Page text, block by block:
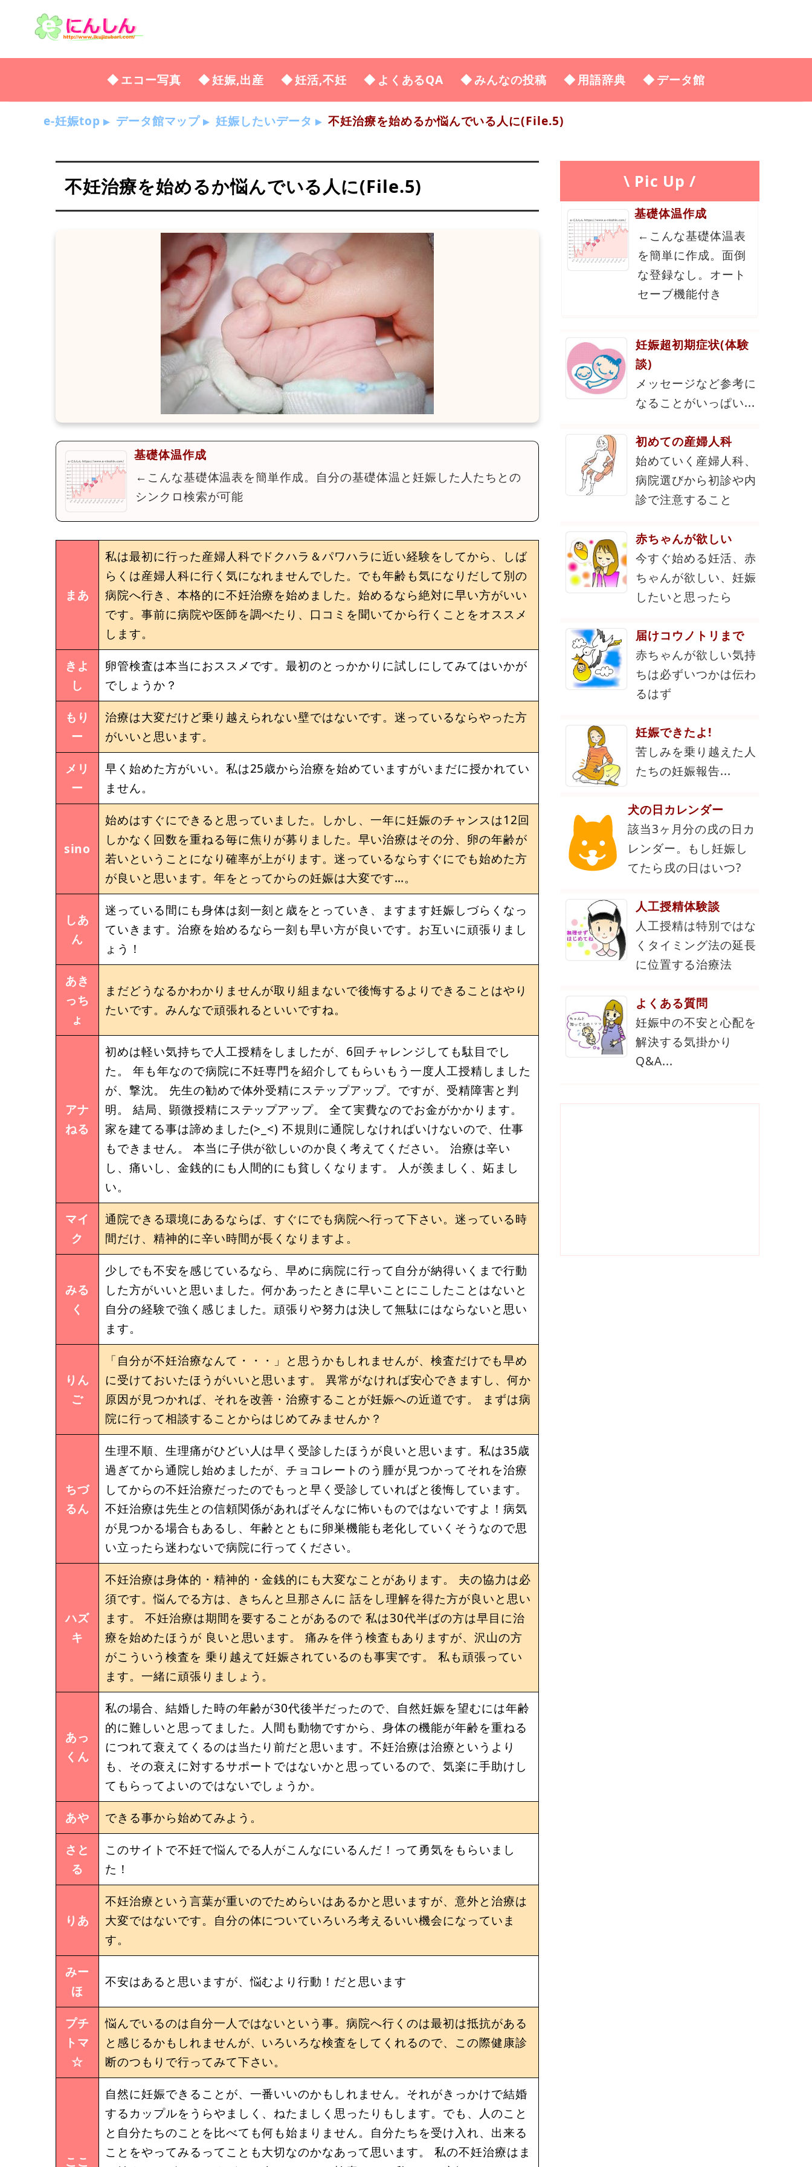
エコー写真 妊娠,出産 妊活,不妊 よくあるQA みんなの投稿 用語辞典 データ館
e-妊娠top データ館マップ 妊娠したいデータ 不妊治療を始めるか悩んでいる人に(File.5)
不妊治療を始めるか悩んでいる人に(File.5)
基礎体温作成
←こんな基礎体温表を簡単作成。自分の基礎体温と妊娠した人たちとの
シンクロ検索が可能
まあ
私は最初に行った産婦人科でドクハラ＆パワハラに近い経験をしてから、しば
らくは産婦人科に行く気になれませんでした。でも年齢も気になりだして別の
病院へ行き、本格的に不妊治療を始めました。始めるなら絶対に早い方がいい
です。事前に病院や医師を調べたり、口コミを聞いてから行くことをオススメ
します。
きよ
し
卵管検査は本当におススメです。最初のとっかかりに試しにしてみてはいかが
でしょうか？
もり
ー
治療は大変だけど乗り越えられない壁ではないです。迷っているならやった方
がいいと思います。
メリ
ー
早く始めた方がいい。私は25歳から治療を始めていますがいまだに授かれてい
ません。
sino
始めはすぐにできると思っていました。しかし、一年に妊娠のチャンスは12回
しかなく回数を重ねる毎に焦りが募りました。早い治療はその分、卵の年齢が
若いということになり確率が上がります。迷っているならすぐにでも始めた方
が良いと思います。年をとってからの妊娠は大変です…。
しあ
ん
迷っている間にも身体は刻一刻と歳をとっていき、ますます妊娠しづらくなっ
ていきます。治療を始めるなら一刻も早い方が良いです。お互いに頑張りまし
ょう！
あき
っち
ょ
まだどうなるかわかりませんが取り組まないで後悔するよりできることはやり
たいです。みんなで頑張れるといいですね。
アナ
ねる
初めは軽い気持ちで人工授精をしましたが、6回チャレンジしても駄目でし
た。 年も年なので病院に不妊専門を紹介してもらいもう一度人工授精しました
が、撃沈。 先生の勧めで体外受精にステップアップ。ですが、受精障害と判
明。 結局、顕微授精にステップアップ。 全て実費なのでお金がかかります。
家を建てる事は諦めました(>_<) 不規則に通院しなければいけないので、仕事
もできません。 本当に子供が欲しいのか良く考えてください。 治療は辛い
し、痛いし、金銭的にも人間的にも貧しくなります。 人が羨ましく、妬まし
い。
マイ
ク
通院できる環境にあるならば、すぐにでも病院へ行って下さい。迷っている時
間だけ、精神的に辛い時間が長くなりますよ。
みる
く
少しでも不安を感じているなら、早めに病院に行って自分が納得いくまで行動
した方がいいと思いました。何かあったときに早いことにこしたことはないと
自分の経験で強く感じました。頑張りや努力は決して無駄にはならないと思い
ます。
りん
ご
「自分が不妊治療なんて・・・」と思うかもしれませんが、検査だけでも早め
に受けておいたほうがいいと思います。 異常がなければ安心できますし、何か
原因が見つかれば、それを改善・治療することが妊娠への近道です。 まずは病
院に行って相談することからはじめてみませんか？
ちづ
るん
生理不順、生理痛がひどい人は早く受診したほうが良いと思います。私は35歳
過ぎてから通院し始めましたが、チョコレートのう腫が見つかってそれを治療
してからの不妊治療だったのでもっと早く受診していればと後悔しています。
不妊治療は先生との信頼関係があればそんなに怖いものではないですよ！病気
が見つかる場合もあるし、年齢とともに卵巣機能も老化していくそうなので思
い立ったら迷わないで病院に行ってください。
ハズ
キ
不妊治療は身体的・精神的・金銭的にも大変なことがあります。 夫の協力は必
須です。悩んでる方は、きちんと旦那さんに 話をし理解を得た方が良いと思い
ます。 不妊治療は期間を要することがあるので 私は30代半ばの方は早目に治
療を始めたほうが 良いと思います。 痛みを伴う検査もありますが、沢山の方
がこういう検査を 乗り越えて妊娠されているのも事実です。 私も頑張ってい
ます。一緒に頑張りましょう。
あっ
くん
私の場合、結婚した時の年齢が30代後半だったので、自然妊娠を望むには年齢
的に難しいと思ってました。人間も動物ですから、身体の機能が年齢を重ねる
につれて衰えてくるのは当たり前だと思います。不妊治療は治療というより
も、その衰えに対するサポートではないかと思っているので、気楽に手助けし
てもらってよいのではないでしょうか。
あや
できる事から始めてみよう。
さと
る
このサイトで不妊で悩んでる人がこんなにいるんだ！って勇気をもらいまし
た！
りあ
不妊治療という言葉が重いのでためらいはあるかと思いますが、意外と治療は
大変ではないです。自分の体についていろいろ考えるいい機会になっていま
す。
みー
ほ
不安はあると思いますが、悩むより行動！だと思います
プチ
トマ
☆
悩んでいるのは自分一人ではないという事。病院へ行くのは最初は抵抗がある
と感じるかもしれませんが、いろいろな検査をしてくれるので、この際健康診
断のつもりで行ってみて下さい。
ここ
自然に妊娠できることが、一番いいのかもしれません。それがきっかけで結婚
するカップルをうらやましく、ねたましく思ったりもします。でも、人のこと
と自分たちのことを比べても何も始まりません。自分たちを受け入れ、出来る
ことをやってみるってことも大切なのかなあって思います。 私の不妊治療はま
\ Pic Up /
基礎体温作成
←こんな基礎体温表
を簡単に作成。面倒
な登録なし。オート
セーブ機能付き
妊娠超初期症状(体験
談)
メッセージなど参考に
なることがいっぱい...
初めての産婦人科
始めていく産婦人科、
病院選びから初診や内
診で注意すること
赤ちゃんが欲しい
今すぐ始める妊活、赤
ちゃんが欲しい、妊娠
したいと思ったら
届けコウノトリまで
赤ちゃんが欲しい気持
ちは必ずいつかは伝わ
るはず
妊娠できたよ!
苦しみを乗り越えた人
たちの妊娠報告...
犬の日カレンダー
該当3ヶ月分の戌の日カ
レンダー。もし妊娠し
てたら戌の日はいつ?
人工授精体験談
人工授精は特別ではな
くタイミング法の延長
に位置する治療法
よくある質問
妊娠中の不安と心配を
解決する気掛かり
Q&A...